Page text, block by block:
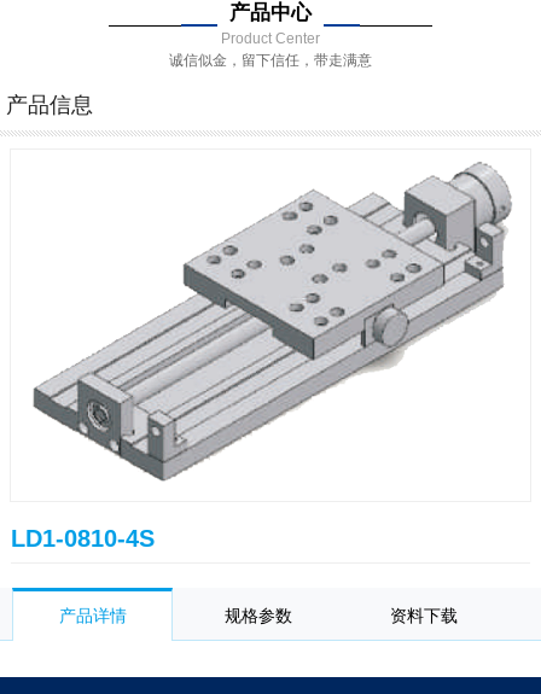
产品中心
Product Center
诚信似金，留下信任，带走满意
产品信息
LD1-0810-4S
产品详情 规格参数 资料下载